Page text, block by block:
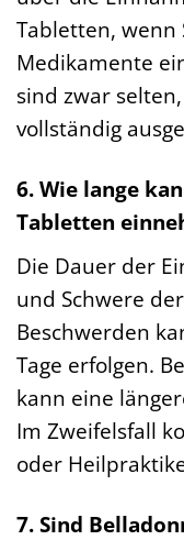
Tabletten, wenn
Medikamente
sind zwar
vollständig
6. Wie lange
Tabletten
Die Dauer der
und Schwere
Beschwerden
Tage erfolgen.
kann eine
Im Zweifelsfall
oder
7. Sind